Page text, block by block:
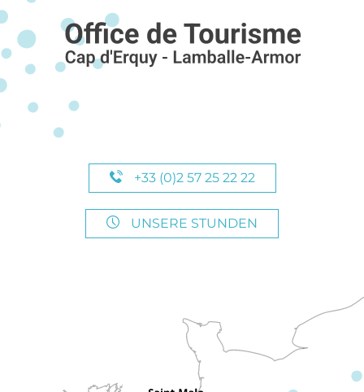
+33 (0)2 57 25 22 22
UNSERE STUNDEN